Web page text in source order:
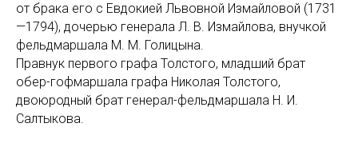
от брака его с Евдокией Львовной Измайловой (1731
—1794), дочерью генерала Л. В. Измайлова, внучкой
фельдмаршала М. М. Голицына.
Правнук первого графа Толстого, младший брат
обер-гофмаршала графа Николая Толстого,
двоюродный брат генерал-фельдмаршала Н. И.
Салтыкова.